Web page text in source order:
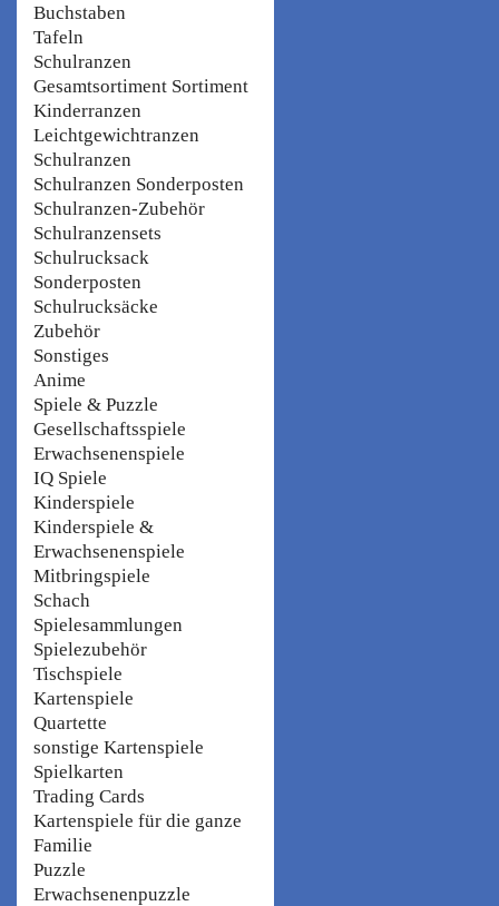
Buchstaben
Tafeln
Schulranzen
Gesamtsortiment Sortiment
Kinderranzen
Leichtgewichtranzen
Schulranzen
Schulranzen Sonderposten
Schulranzen-Zubehör
Schulranzensets
Schulrucksack
Sonderposten
Schulrucksäcke
Zubehör
Sonstiges
Anime
Spiele & Puzzle
Gesellschaftsspiele
Erwachsenenspiele
IQ Spiele
Kinderspiele
Kinderspiele &
Erwachsenenspiele
Mitbringspiele
Schach
Spielesammlungen
Spielezubehör
Tischspiele
Kartenspiele
Quartette
sonstige Kartenspiele
Spielkarten
Trading Cards
Kartenspiele für die ganze
Familie
Puzzle
Erwachsenenpuzzle